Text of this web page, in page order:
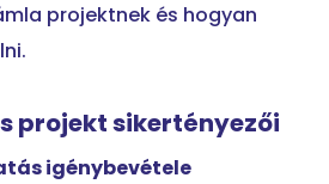
projektnek és hogyan
projekt sikertényezői
igénybevétele